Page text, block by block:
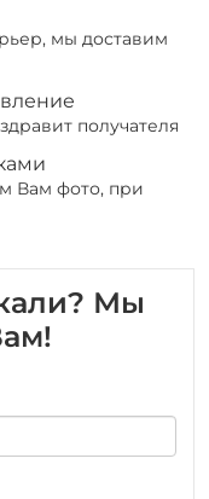
мы доставим
получателя
Вам фото, при
Мы